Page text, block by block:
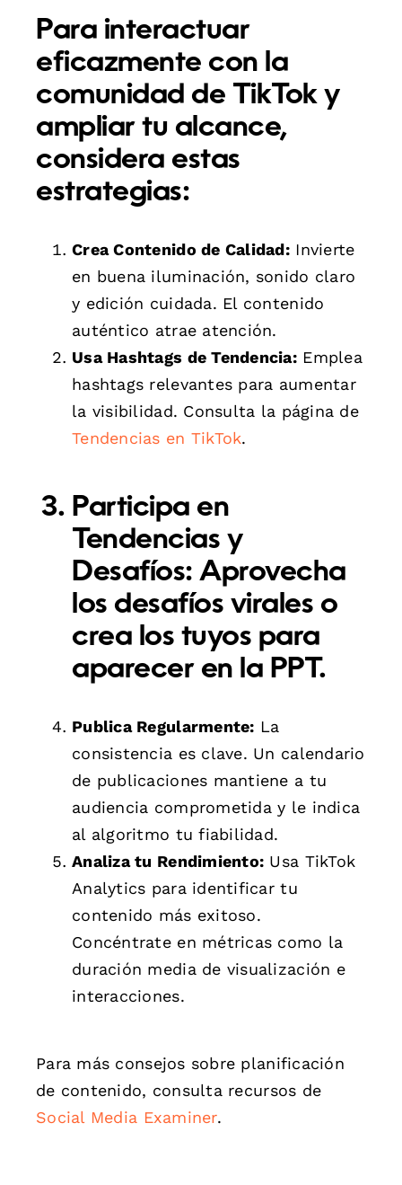
Para interactuar
eficazmente con la
comunidad de TikTok y
ampliar tu alcance,
considera estas
estrategias:
Crea Contenido de Calidad: Invierte
en buena iluminación, sonido claro
y edición cuidada. El contenido
auténtico atrae atención.
Usa Hashtags de Tendencia: Emplea
hashtags relevantes para aumentar
la visibilidad. Consulta la página de
Tendencias en TikTok.
Participa en
Tendencias y
Desafíos: Aprovecha
los desafíos virales o
crea los tuyos para
aparecer en la PPT.
Publica Regularmente: La
consistencia es clave. Un calendario
de publicaciones mantiene a tu
audiencia comprometida y le indica
al algoritmo tu fiabilidad.
Analiza tu Rendimiento: Usa TikTok
Analytics para identificar tu
contenido más exitoso.
Concéntrate en métricas como la
duración media de visualización e
interacciones.
Para más consejos sobre planificación
de contenido, consulta recursos de
Social Media Examiner.